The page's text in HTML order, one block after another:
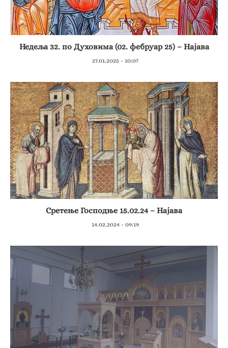
Недеља 32. по Духовима (02. фебруар 25) – Најава
27.01.2025 - 10:07
Сретење Господње 15.02.24 – Најава
14.02.2024 - 09:19